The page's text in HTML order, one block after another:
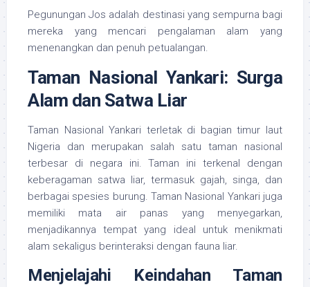
Pegunungan Jos adalah destinasi yang sempurna bagi
mereka yang mencari pengalaman alam yang
menenangkan dan penuh petualangan.
Taman Nasional Yankari: Surga
Alam dan Satwa Liar
Taman Nasional Yankari terletak di bagian timur laut
Nigeria dan merupakan salah satu taman nasional
terbesar di negara ini. Taman ini terkenal dengan
keberagaman satwa liar, termasuk gajah, singa, dan
berbagai spesies burung. Taman Nasional Yankari juga
memiliki mata air panas yang menyegarkan,
menjadikannya tempat yang ideal untuk menikmati
alam sekaligus berinteraksi dengan fauna liar.
Menjelajahi Keindahan Taman